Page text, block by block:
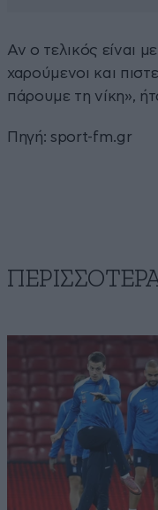
Αν ο τελικός είναι
χαρούμενοι και
πάρουμε τη νίκη»,
Πηγή: sport-fm.gr